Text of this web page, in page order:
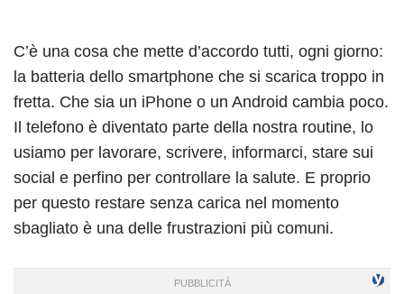
C’è una cosa che mette d’accordo tutti, ogni giorno:
la batteria dello smartphone che si scarica troppo in
fretta. Che sia un iPhone o un Android cambia poco.
Il telefono è diventato parte della nostra routine, lo
usiamo per lavorare, scrivere, informarci, stare sui
social e perfino per controllare la salute. E proprio
per questo restare senza carica nel momento
sbagliato è una delle frustrazioni più comuni.